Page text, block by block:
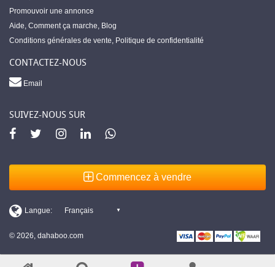
Promouvoir une annonce
Aide, Comment ça marche, Blog
Conditions générales de vente, Politique de confidentialité
CONTACTEZ-NOUS
Email
SUIVEZ-NOUS SUR
Commencez à vendre
© 2026, dahaboo.com